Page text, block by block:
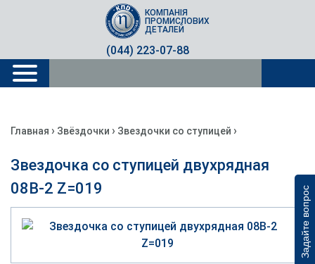
Задайте вопрос
(044) 223-07-88
КОМПАНІЯ
ПРОМИСЛОВИХ
ДЕТАЛЕЙ
Главная › Звёздочки › Звездочки со ступицей ›
Звездочка со ступицей двухрядная
08B-2 Z=019